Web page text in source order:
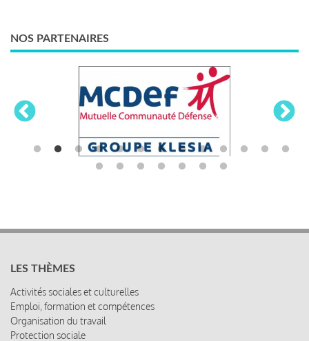
NOS PARTENAIRES
LES THÈMES
Activités sociales et culturelles
Emploi, formation et compétences
Organisation du travail
Protection sociale